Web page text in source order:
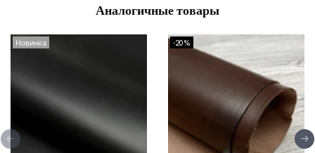
Аналогичные товары
Новинка -20%